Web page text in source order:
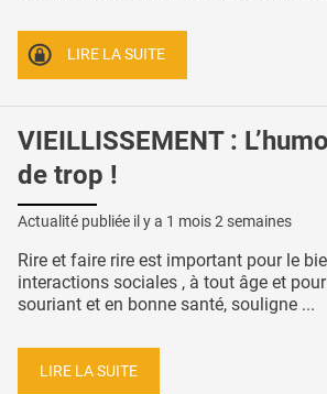
LIRE LA SUITE
VIEILLISSEMENT :
de trop !
Actualité publiée il y a 1 mois 2 semaines
Rire et faire rire est important pour le
interactions sociales , à tout âge et
souriant et en bonne santé, souligne ...
LIRE LA SUITE